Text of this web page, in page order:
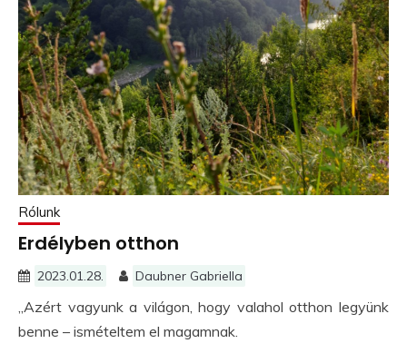
Rólunk
Erdélyben otthon
2023.01.28. Daubner Gabriella
„Azért vagyunk a világon, hogy valahol otthon legyünk
benne – ismételtem el magamnak.